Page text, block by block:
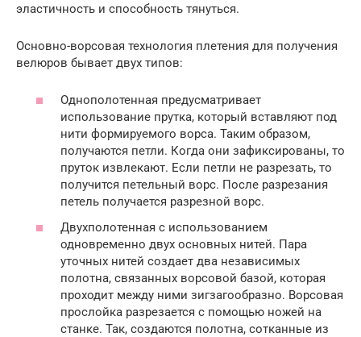
эластичность и способность тянуться.
Основно-ворсовая технология плетения для получения
велюров бывает двух типов:
Однополотенная предусматривает
использование прутка, который вставляют под
нити формируемого ворса. Таким образом,
получаются петли. Когда они зафиксированы, то
пруток извлекают. Если петли не разрезать, то
получится петельный ворс. После разрезания
петель получается разрезной ворс.
Двухполотенная с использованием
одновременно двух основных нитей. Пара
уточных нитей создает два независимых
полотна, связанных ворсовой базой, которая
проходит между ними зигзагообразно. Ворсовая
прослойка разрезается с помощью ножей на
станке. Так, создаются полотна, сотканные из